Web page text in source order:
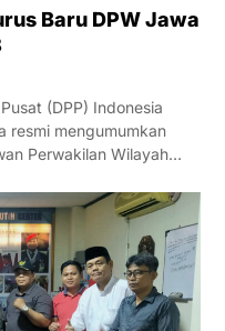
Baru DPW Jawa
(DPP) Indonesia
resmi mengumumkan
Perwakilan Wilayah…